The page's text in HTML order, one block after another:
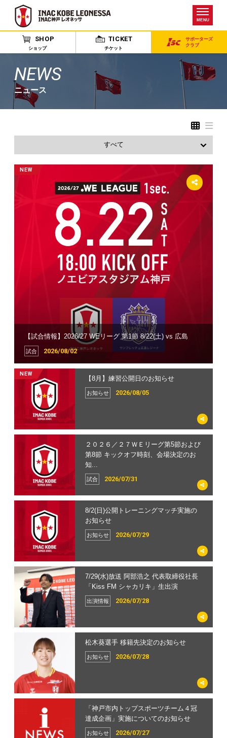
MENU
SHOP
ショップ
TICKET
チケット
サポーターズ
クラブ
NEWS
ニュース
すべて
お知らせ
出演情報
試合
アカデミー
ホームタウン
イベント
チケット
サポーターズクラブ
スクール
NEW
2026/08/02
試合
【試合情報】2026/27 WEリーグ 第1節 8/22(土) vs 広島
NEW
2026/08/05
お知らせ
【8月】練習公開日のお知らせ
2026/07/31
試合
２０２６／２７ＷＥリーグ第5節および
第8節 キックオフ時刻、会場決定のお
知...
2026/07/29
お知らせ
8/2(日)公開トレーニングマッチ実施の
お知らせ
2026/07/28
出演情報
7/29(水)放送 阿部浩之 代表取締役社長
「Kiss FM シャカリキ」生出演
2026/07/28
お知らせ
松木葵選手 移籍先決定のお知らせ
2026/07/27
お知らせ
「神戸市内トップスポーツチーム４冠
達成企画」実施についてのお知らせ